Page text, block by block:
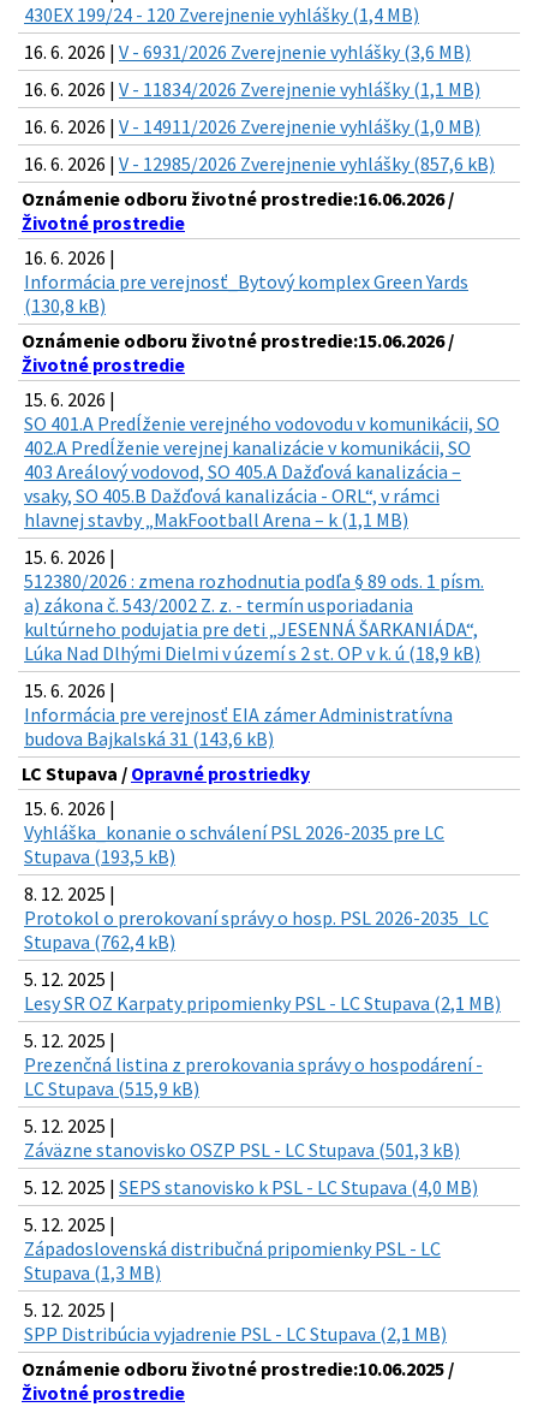
430EX 199/24 - 120 Zverejnenie vyhlášky (1,4 MB)
16. 6. 2026 | V - 6931/2026 Zverejnenie vyhlášky (3,6 MB)
16. 6. 2026 | V - 11834/2026 Zverejnenie vyhlášky (1,1 MB)
16. 6. 2026 | V - 14911/2026 Zverejnenie vyhlášky (1,0 MB)
16. 6. 2026 | V - 12985/2026 Zverejnenie vyhlášky (857,6 kB)
Oznámenie odboru životné prostredie:16.06.2026 /
Životné prostredie
16. 6. 2026 |
Informácia pre verejnosť_Bytový komplex Green Yards
(130,8 kB)
Oznámenie odboru životné prostredie:15.06.2026 /
Životné prostredie
15. 6. 2026 |
SO 401.A Predĺženie verejného vodovodu v komunikácii, SO
402.A Predĺženie verejnej kanalizácie v komunikácii, SO
403 Areálový vodovod, SO 405.A Dažďová kanalizácia –
vsaky, SO 405.B Dažďová kanalizácia - ORL“, v rámci
hlavnej stavby „MakFootball Arena – k (1,1 MB)
15. 6. 2026 |
512380/2026 : zmena rozhodnutia podľa § 89 ods. 1 písm.
a) zákona č. 543/2002 Z. z. - termín usporiadania
kultúrneho podujatia pre deti „JESENNÁ ŠARKANIÁDA“,
Lúka Nad Dlhými Dielmi v území s 2 st. OP v k. ú (18,9 kB)
15. 6. 2026 |
Informácia pre verejnosť EIA zámer Administratívna
budova Bajkalská 31 (143,6 kB)
LC Stupava / Opravné prostriedky
15. 6. 2026 |
Vyhláška_konanie o schválení PSL 2026-2035 pre LC
Stupava (193,5 kB)
8. 12. 2025 |
Protokol o prerokovaní správy o hosp. PSL 2026-2035_LC
Stupava (762,4 kB)
5. 12. 2025 |
Lesy SR OZ Karpaty pripomienky PSL - LC Stupava (2,1 MB)
5. 12. 2025 |
Prezenčná listina z prerokovania správy o hospodárení -
LC Stupava (515,9 kB)
5. 12. 2025 |
Záväzne stanovisko OSZP PSL - LC Stupava (501,3 kB)
5. 12. 2025 | SEPS stanovisko k PSL - LC Stupava (4,0 MB)
5. 12. 2025 |
Západoslovenská distribučná pripomienky PSL - LC
Stupava (1,3 MB)
5. 12. 2025 |
SPP Distribúcia vyjadrenie PSL - LC Stupava (2,1 MB)
Oznámenie odboru životné prostredie:10.06.2025 /
Životné prostredie